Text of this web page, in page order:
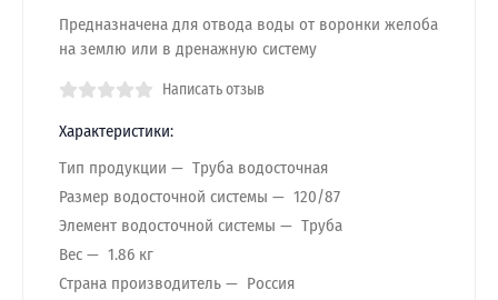
Предназначена для отвода воды от воронки желоба
на землю или в дренажную систему
Написать отзыв
Характеристики:
Тип продукции
Труба водосточная
Размер водосточной системы
120/87
Элемент водосточной системы
Труба
Вес
1.86 кг
Страна производитель
Россия